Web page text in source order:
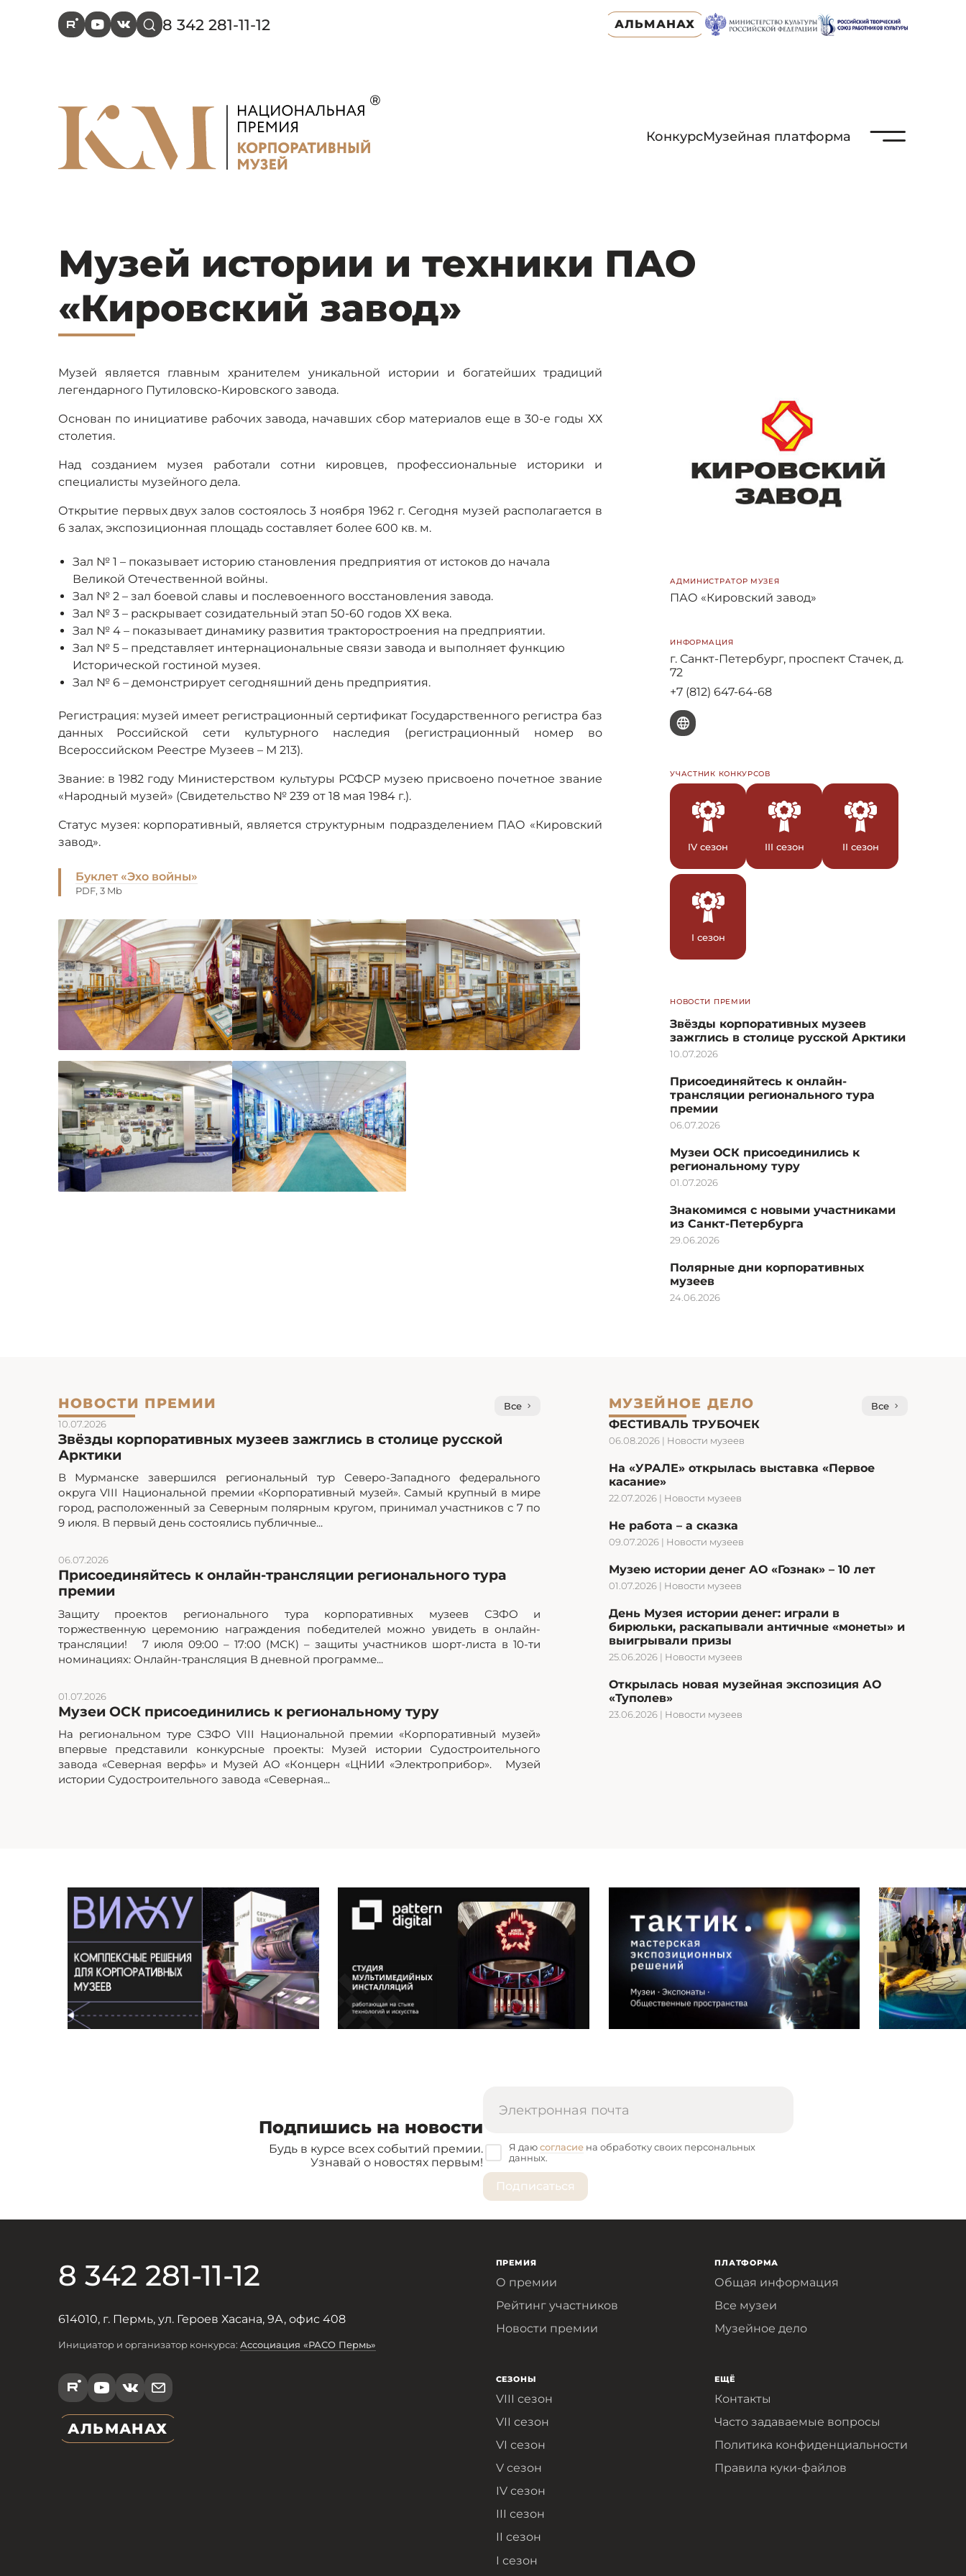
R Y V s 8 342 281-11-12 АЛЬМАНАХ
КонкурсМузейная платформа N
Музей истории и техники ПАО
«Кировский завод»
Музей является главным хранителем уникальной истории и богатейших традиций
легендарного Путиловско-Кировского завода.
Основан по инициативе рабочих завода, начавших сбор материалов еще в 30-е годы ХХ
столетия.
Над созданием музея работали сотни кировцев, профессиональные историки и
специалисты музейного дела.
Открытие первых двух залов состоялось 3 ноября 1962 г. Сегодня музей располагается в
6 залах, экспозиционная площадь составляет более 600 кв. м.
Зал № 1 – показывает историю становления предприятия от истоков до начала
Великой Отечественной войны.
Зал № 2 – зал боевой славы и послевоенного восстановления завода.
Зал № 3 – раскрывает созидательный этап 50-60 годов ХХ века.
Зал № 4 – показывает динамику развития тракторостроения на предприятии.
Зал № 5 – представляет интернациональные связи завода и выполняет функцию
Исторической гостиной музея.
Зал № 6 – демонстрирует сегодняшний день предприятия.
Регистрация: музей имеет регистрационный сертификат Государственного регистра баз
данных Российской сети культурного наследия (регистрационный номер во
Всероссийском Реестре Музеев – М 213).
Звание: в 1982 году Министерством культуры РСФСР музею присвоено почетное звание
«Народный музей» (Свидетельство № 239 от 18 мая 1984 г.).
Статус музея: корпоративный, является структурным подразделением ПАО «Кировский
завод».
Буклет «Эхо войны»
PDF, 3 Mb
АДМИНИСТРАТОР МУЗЕЯ
ПАО «Кировский завод»
ИНФОРМАЦИЯ
г. Санкт-Петербург, проспект Стачек, д.
72
+7 (812) 647-64-68
W
УЧАСТНИК КОНКУРСОВ
IV сезон III сезон II сезон
I сезон
НОВОСТИ ПРЕМИИ
Звёзды корпоративных музеев
зажглись в столице русской Арктики
10.07.2026
Присоединяйтесь к онлайн-
трансляции регионального тура
премии
06.07.2026
Музеи ОСК присоединились к
региональному туру
01.07.2026
Знакомимся с новыми участниками
из Санкт-Петербурга
29.06.2026
Полярные дни корпоративных
музеев
24.06.2026
НОВОСТИ ПРЕМИИ Все
Звёзды корпоративных музеев зажглись в столице русской
Арктики
10.07.2026
В Мурманске завершился региональный тур Северо-Западного федерального
округа VIII Национальной премии «Корпоративный музей». Самый крупный в мире
город, расположенный за Северным полярным кругом, принимал участников с 7 по
9 июля. В первый день состоялись публичные...
Присоединяйтесь к онлайн-трансляции регионального тура
премии
06.07.2026
Защиту проектов регионального тура корпоративных музеев СЗФО и
торжественную церемонию награждения победителей можно увидеть в онлайн-
трансляции! 7 июля 09:00 – 17:00 (МСК) – защиты участников шорт-листа в 10-ти
номинациях: Онлайн-трансляция В дневной программе...
Музеи ОСК присоединились к региональному туру
01.07.2026
На региональном туре СЗФО VIII Национальной премии «Корпоративный музей»
впервые представили конкурсные проекты: Музей истории Судостроительного
завода «Северная верфь» и Музей АО «Концерн «ЦНИИ «Электроприбор». Музей
истории Судостроительного завода «Северная...
МУЗЕЙНОЕ ДЕЛО Все
ФЕСТИВАЛЬ ТРУБОЧЕК
06.08.2026 | Новости музеев
На «УРАЛЕ» открылась выставка «Первое
касание»
22.07.2026 | Новости музеев
Не работа – а сказка
09.07.2026 | Новости музеев
Музею истории денег АО «Гознак» – 10 лет
01.07.2026 | Новости музеев
День Музея истории денег: играли в
бирюльки, раскапывали античные «монеты» и
выигрывали призы
25.06.2026 | Новости музеев
Открылась новая музейная экспозиция АО
«Туполев»
23.06.2026 | Новости музеев
Подпишись на новости
Будь в курсе всех событий премии.
Узнавай о новостях первым!
Я даюсогласиена обработку своих персональных
данных.
8 342 281-11-12
614010, г. Пермь, ул. Героев Хасана, 9А, офис 408
Инициатор и организатор конкурса: Ассоциация «РАСО Пермь»
R Y V e
АЛЬМАНАХ
ПРЕМИЯ
О премии
Рейтинг участников
Новости премии
СЕЗОНЫ
VIII сезон
VII сезон
VI сезон
V сезон
IV сезон
III сезон
II сезон
I сезон
ПЛАТФОРМА
Общая информация
Все музеи
Музейное дело
ЕЩЁ
Контакты
Часто задаваемые вопросы
Политика конфиденциальности
Правила куки-файлов